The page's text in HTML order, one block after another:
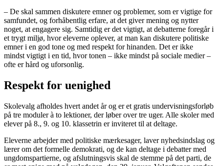
– De skal sammen diskutere emner og problemer, som er vigtige for
samfundet, og forhåbentlig erfare, at det giver mening og nytter
noget, at engagere sig. Samtidig er det vigtigt, at debatterne foregår i
et trygt miljø, hvor eleverne oplever, at man kan diskutere politiske
emner i en god tone og med respekt for hinanden. Det er ikke
mindst vigtigt i en tid, hvor tonen – ikke mindst på sociale medier –
ofte er hård og uforsonlig.
Respekt for uenighed
Skolevalg afholdes hvert andet år og er et gratis undervisningsforløb
på tre moduler à to lektioner, der løber over tre uger. Alle skoler med
elever på 8., 9. og 10. klassetrin er inviteret til at deltage.
Eleverne arbejder med politiske mærkesager, laver nyhedsindslag og
lærer om det formelle demokrati, og de kan deltage i debatter med
ungdomspartierne, og afslutningsvis skal de stemme på det parti, de